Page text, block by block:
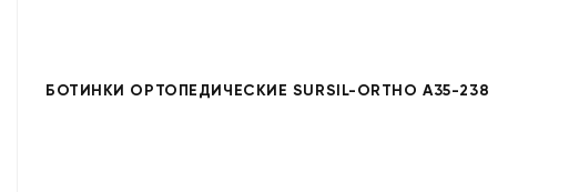
БОТИНКИ ОРТОПЕДИЧЕСКИЕ SURSIL-ORTHO A35-238